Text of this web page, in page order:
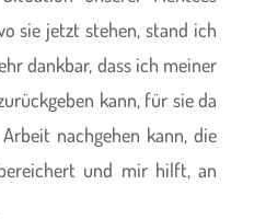
sie jetzt stehen, stand ich
dankbar, dass ich meiner
kann, für sie da
nachgehen kann, die
und mir hilft, an